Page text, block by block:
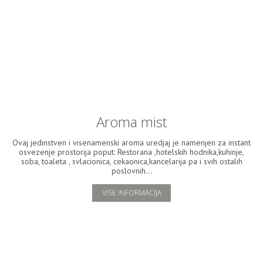
Aroma mist
Ovaj jedinstven i visenamenski aroma uredjaj je namenjen za instant
osvezenje prostorija poput: Restorana ,hotelskih hodnika,kuhinje,
soba, toaleta , svlacionica, cekaonica,kancelarija pa i svih ostalih
poslovnih...
VISE INFORMACIJA